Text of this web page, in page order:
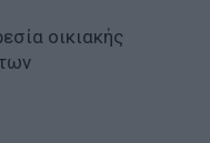
οικιακής